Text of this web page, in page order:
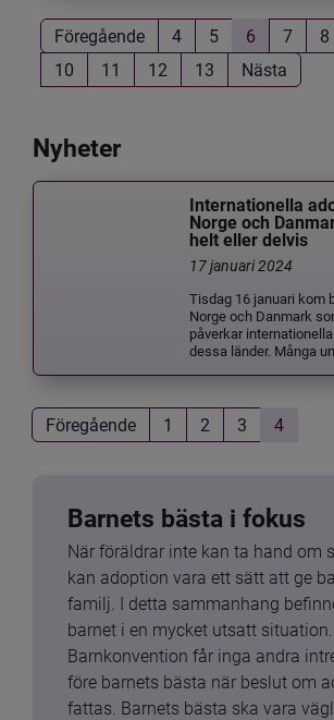
Föregående 4 5 6 7 8
10
11 12 13 Nästa
Nyheter
Internationella
Norge och
helt eller delvis
17 januari 2024
Tisdag 16 januari kom
Norge och Danmark
påverkar
dessa länder. Många
Föregående 1 2 3 4
Barnets bästa i fokus
När föräldrar inte kan ta hand om
kan adoption vara ett sätt att ge
familj. I detta sammanhang
barnet i en mycket utsatt
Barnkonvention får inga andra
före barnets bästa när beslut om
fattas. Barnets bästa ska vara